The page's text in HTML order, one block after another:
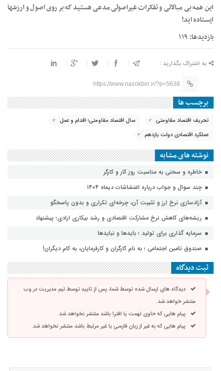
این همه بی مبالاتی و تفکرات غیراصولی مدعی هستید که بر روی اصول و ارزشها
ایستاده اید!
بازدیدها: ۱۱۹
به اشتراک بگذارید :
https://www.nazokbin.ir/?p=5638
برچسب ها
تحریف اقتصاد مقاومتی
سال اقتصاد مقاومتی؛ اقدام و عمل
عملکرد اقتصادی دولت یازدهم
نوشته های مشابه
خاطره و سخنی به مناسبت روز کار و کارگر
چند سوال و جواب درباره اغتشاشات دیماه ۱۴۰۴
آزادسازی نرخ ارز و تثبیت آن، چرخه‌ای تکراری و بدون پاسخگو
ریشه‌های کاهش نرخ مشارکت اقتصادی و رشد بیکاری ارادی؛ پیشنهاد
سرمایه گذاری برای تولید ؛ بایدها و نبایدها
صندوق تامین اجتماعی ؛ به نام کارگران و کارفرمایان، به کام دیگران!
ثبت دیدگاه
دیدگاه های ارسال شده توسط شما، پس از تایید توسط تیم مدیریت در وب
منتشر خواهد شد.
پیام هایی که حاوی تهمت یا افترا باشد منتشر نخواهد شد.
پیام هایی که به غیر از زبان فارسی یا غیر مرتبط باشد منتشر نخواهد شد.